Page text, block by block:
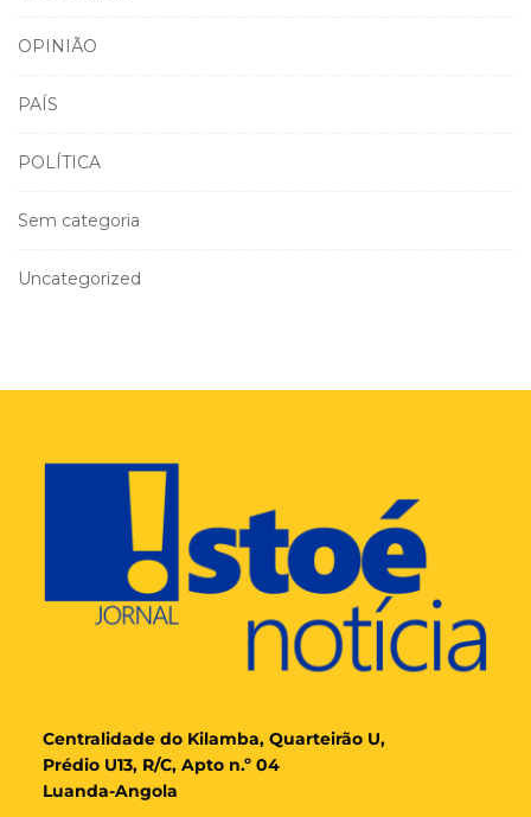
OPINIÃO
PAÍS
POLÍTICA
Sem categoria
Uncategorized
Centralidade do Kilamba, Quarteirão U,
Prédio U13, R/C, Apto n.º 04
Luanda-Angola